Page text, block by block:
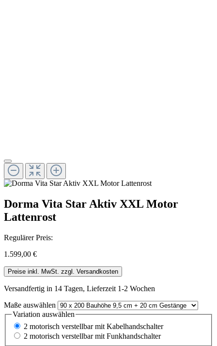
Dorma Vita Star Aktiv XXL Motor
Lattenrost
Regulärer Preis:
1.599,00 €
Preise inkl. MwSt. zzgl. Versandkosten
Versandfertig in 14 Tagen, Lieferzeit 1-2 Wochen
Maße auswählen
Variation auswählen
2 motorisch verstellbar mit Kabelhandschalter
2 motorisch verstellbar mit Funkhandschalter